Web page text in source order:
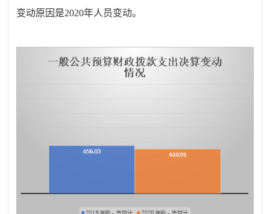
变动原因是2020年人员变动。